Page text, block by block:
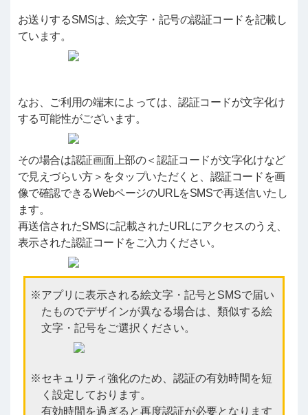
お送りするSMSは、絵文字・記号の認証コードを記載し
ています。
なお、ご利用の端末によっては、認証コードが文字化け
する可能性がございます。
その場合は認証画面上部の＜認証コードが文字化けなど
で見えづらい方＞をタップいただくと、認証コードを画
像で確認できるWebページのURLをSMSで再送信いたし
ます。
再送信されたSMSに記載されたURLにアクセスのうえ、
表示された認証コードをご入力ください。
アプリに表示される絵文字・記号とSMSで届い
たものでデザインが異なる場合は、類似する絵
文字・記号をご選択ください。
セキュリティ強化のため、認証の有効時間を短
く設定しております。
有効時間を過ぎると再度認証が必要となります